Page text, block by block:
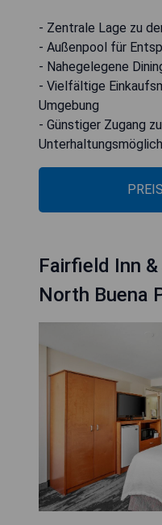
- Zentrale Lage zu
- Außenpool für
- Nahegelegene
- Vielfältige
Umgebung
- Günstiger Zugang zu
Fairfield Inn
North Buena